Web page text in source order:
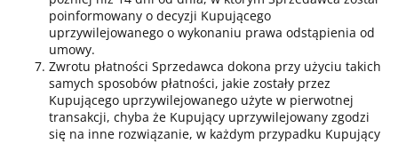
poinformowany o decyzji Kupującego
uprzywilejowanego o wykonaniu prawa odstąpienia od
umowy.
Zwrotu płatności Sprzedawca dokona przy użyciu takich
samych sposobów płatności, jakie zostały przez
Kupującego uprzywilejowanego użyte w pierwotnej
transakcji, chyba że Kupujący uprzywilejowany zgodzi
się na inne rozwiązanie, w każdym przypadku Kupujący